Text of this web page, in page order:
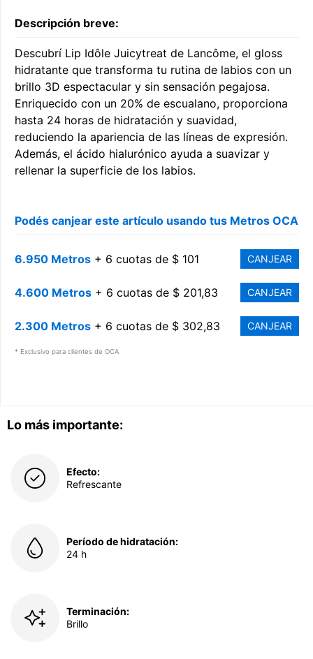
Lo más importante:
Efecto:
Refrescante
Período de hidratación:
24 h
Terminación:
Brillo
Descripción breve:
Descubrí Lip Idôle Juicytreat de Lancôme, el gloss
hidratante que transforma tu rutina de labios con un
brillo 3D espectacular y sin sensación pegajosa.
Enriquecido con un 20% de escualano, proporciona
hasta 24 horas de hidratación y suavidad,
reduciendo la apariencia de las líneas de expresión.
Además, el ácido hialurónico ayuda a suavizar y
rellenar la superficie de los labios.
Podés canjear este artículo usando tus Metros OCA
6.950 Metros + 6 cuotas de $ 101 CANJEAR
4.600 Metros + 6 cuotas de $ 201,83 CANJEAR
2.300 Metros + 6 cuotas de $ 302,83 CANJEAR
* Exclusivo para clientes de OCA